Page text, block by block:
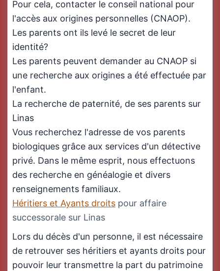
Pour cela, contacter le conseil national pour
l'accès aux origines personnelles (CNAOP).
Les parents ont ils levé le secret de leur
identité?
Les parents peuvent demander au CNAOP si
une recherche aux origines a été effectuée par
l'enfant.
La recherche de paternité, de ses parents sur
Linas
Vous recherchez l'adresse de vos parents
biologiques grâce aux services d'un détective
privé. Dans le même esprit, nous effectuons
des recherche en généalogie et divers
renseignements familiaux.
Héritiers et Ayants droits pour affaire
successorale sur Linas
Lors du décès d'un personne, il est nécessaire
de retrouver ses héritiers et ayants droits pour
pouvoir leur transmettre la part du patrimoine